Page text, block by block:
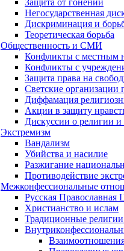
Защита от гонений
Негосударственная
Дискриминация и
Теоретическая борьба
Общественность и СМИ
Конфликты с местным
Конфликты с
Защита права на
Светские организации
Диффамация
Акции в защиту
Дискуссии о религии и
Экстремизм
Вандализм
Убийства и насилие
Разжигание
Противодействие
Межконфессиональные
Русская Православная
Христианство и ислам
Традиционные